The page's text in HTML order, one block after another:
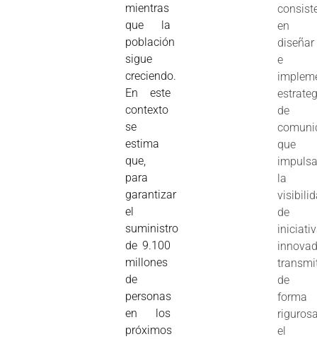
mientras
que la
población
sigue
creciendo.
En este
contexto
se
estima
que,
para
garantizar
el
suministro
de 9.100
millones
de
personas
en los
próximos
en
diseñar
e
de
que
la
de
de
forma
el